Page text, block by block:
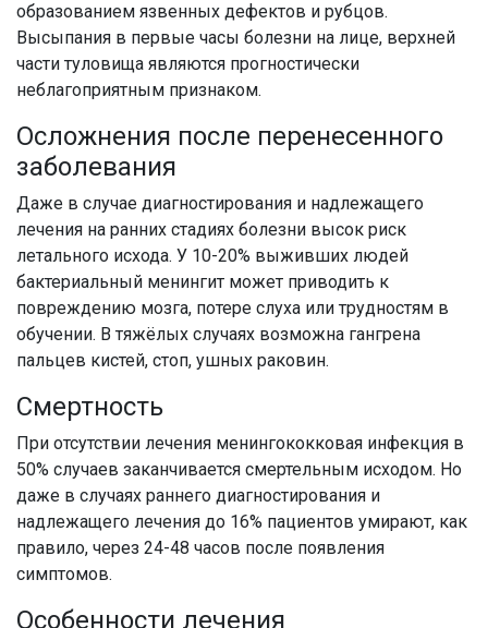
образованием язвенных дефектов и рубцов.
Высыпания в первые часы болезни на лице, верхней
части туловища являются прогностически
неблагоприятным признаком.
Осложнения после перенесенного
заболевания
Даже в случае диагностирования и надлежащего
лечения на ранних стадиях болезни высок риск
летального исхода. У 10-20% выживших людей
бактериальный менингит может приводить к
повреждению мозга, потере слуха или трудностям в
обучении. В тяжёлых случаях возможна гангрена
пальцев кистей, стоп, ушных раковин.
Смертность
При отсутствии лечения менингококковая инфекция в
50% случаев заканчивается смертельным исходом. Но
даже в случаях раннего диагностирования и
надлежащего лечения до 16% пациентов умирают, как
правило, через 24-48 часов после появления
симптомов.
Особенности лечения